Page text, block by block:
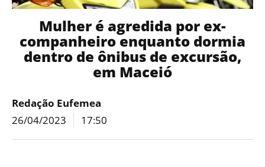
Mulher é agredida por ex-
companheiro enquanto dormia
dentro de ônibus de excursão,
em Maceió
Redação Eufemea
26/04/2023
17:50